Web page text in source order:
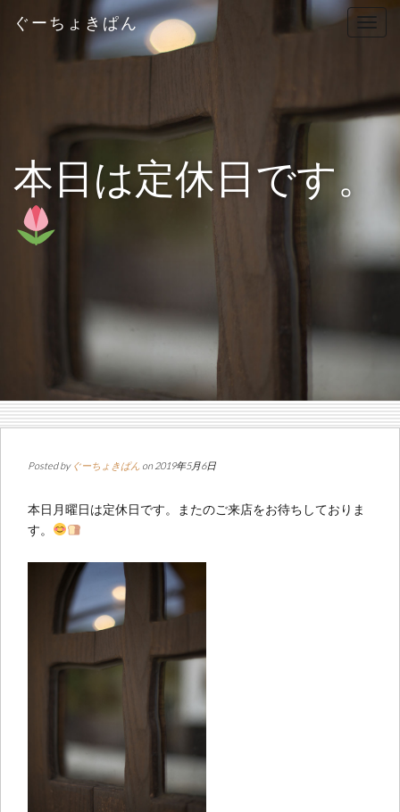
T
a
t
ぐーちょきぱん
本日は定休日です。
Posted by ぐーちょきぱん on 2019年5月6日
本日月曜日は定休日です。またのご来店をお待ちしておりま
す。